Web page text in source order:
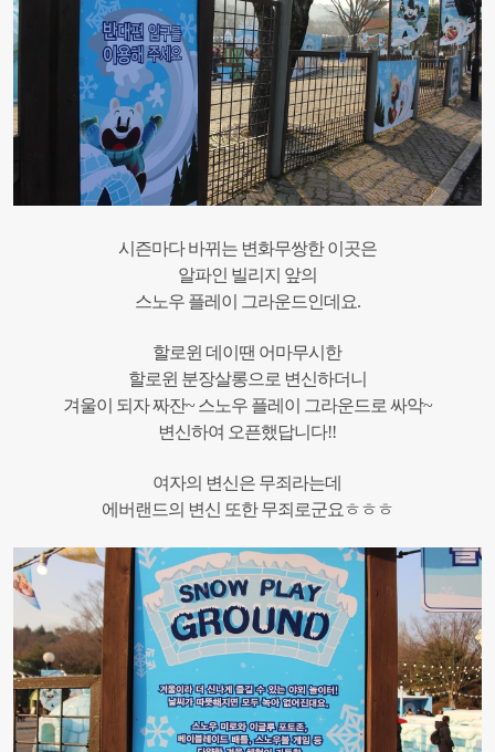
시즌마다 바뀌는 변화무쌍한 이곳은
알파인 빌리지 앞의
스노우 플레이 그라운드인데요.
할로윈 데이땐 어마무시한
할로윈 분장살롱으로 변신하더니
겨울이 되자 짜잔~ 스노우 플레이 그라운드로 싸악~
변신하여 오픈했답니다!!
여자의 변신은 무죄라는데
에버랜드의 변신 또한 무죄로군요ㅎㅎㅎ